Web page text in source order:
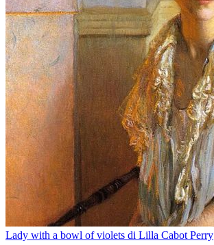
Lady with a bowl of violets di Lilla Cabot Perry